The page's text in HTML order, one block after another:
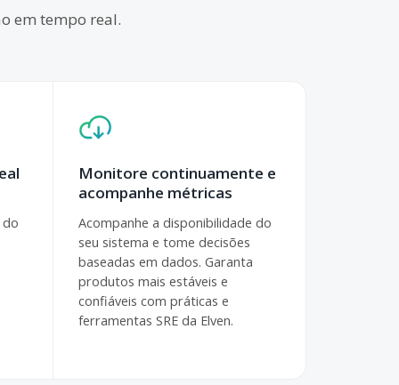
em tempo real.
do
Monitore continuamente e
acompanhe métricas
Acompanhe a disponibilidade do
seu sistema e tome decisões
baseadas em dados. Garanta
produtos mais estáveis e
confiáveis com práticas e
ferramentas SRE da Elven.